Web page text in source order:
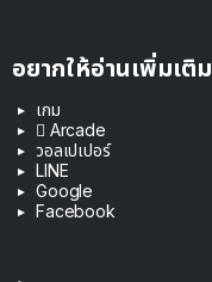
อยากให้อ่านเพิ่มเติม
เกม
 Arcade
วอลเปเปอร์
LINE
Google
Facebook